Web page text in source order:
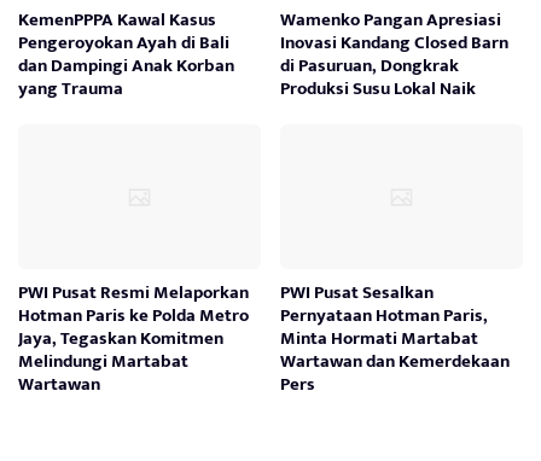
KemenPPPA Kawal Kasus
Pengeroyokan Ayah di Bali
dan Dampingi Anak Korban
yang Trauma
Wamenko Pangan Apresiasi
Inovasi Kandang Closed Barn
di Pasuruan, Dongkrak
Produksi Susu Lokal Naik
PWI Pusat Resmi Melaporkan
Hotman Paris ke Polda Metro
Jaya, Tegaskan Komitmen
Melindungi Martabat
Wartawan
PWI Pusat Sesalkan
Pernyataan Hotman Paris,
Minta Hormati Martabat
Wartawan dan Kemerdekaan
Pers